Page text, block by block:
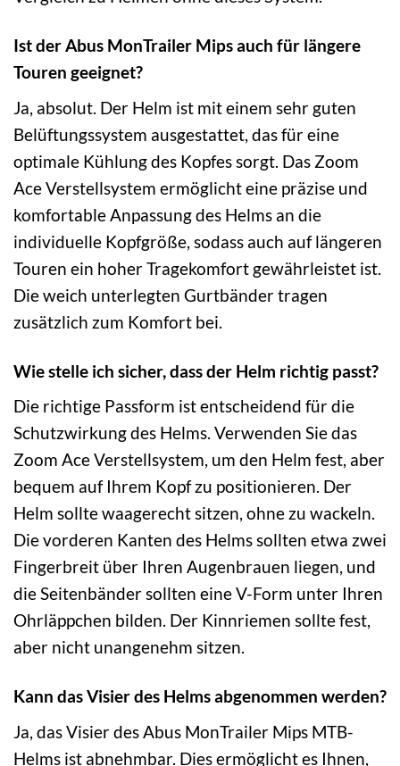
Ist der Abus MonTrailer Mips auch für längere
Touren geeignet?
Ja, absolut. Der Helm ist mit einem sehr guten
Belüftungssystem ausgestattet, das für eine
optimale Kühlung des Kopfes sorgt. Das Zoom
Ace Verstellsystem ermöglicht eine präzise und
komfortable Anpassung des Helms an die
individuelle Kopfgröße, sodass auch auf längeren
Touren ein hoher Tragekomfort gewährleistet ist.
Die weich unterlegten Gurtbänder tragen
zusätzlich zum Komfort bei.
Wie stelle ich sicher, dass der Helm richtig passt?
Die richtige Passform ist entscheidend für die
Schutzwirkung des Helms. Verwenden Sie das
Zoom Ace Verstellsystem, um den Helm fest, aber
bequem auf Ihrem Kopf zu positionieren. Der
Helm sollte waagerecht sitzen, ohne zu wackeln.
Die vorderen Kanten des Helms sollten etwa zwei
Fingerbreit über Ihren Augenbrauen liegen, und
die Seitenbänder sollten eine V-Form unter Ihren
Ohrläppchen bilden. Der Kinnriemen sollte fest,
aber nicht unangenehm sitzen.
Kann das Visier des Helms abgenommen werden?
Ja, das Visier des Abus MonTrailer Mips MTB-
Helms ist abnehmbar. Dies ermöglicht es Ihnen,